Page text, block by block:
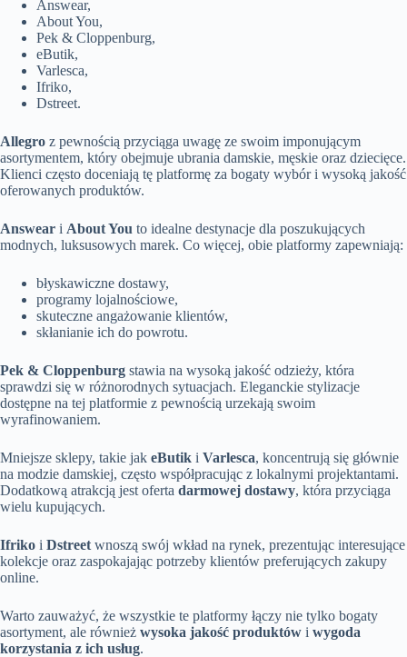
Answear,
About You,
Pek & Cloppenburg,
eButik,
Varlesca,
Ifriko,
Dstreet.
Allegro z pewnością przyciąga uwagę ze swoim imponującym
asortymentem, który obejmuje ubrania damskie, męskie oraz dziecięce.
Klienci często doceniają tę platformę za bogaty wybór i wysoką jakość
oferowanych produktów.
Answear i About You to idealne destynacje dla poszukujących
modnych, luksusowych marek. Co więcej, obie platformy zapewniają:
błyskawiczne dostawy,
programy lojalnościowe,
skuteczne angażowanie klientów,
skłanianie ich do powrotu.
Pek & Cloppenburg stawia na wysoką jakość odzieży, która
sprawdzi się w różnorodnych sytuacjach. Eleganckie stylizacje
dostępne na tej platformie z pewnością urzekają swoim
wyrafinowaniem.
Mniejsze sklepy, takie jak eButik i Varlesca, koncentrują się głównie
na modzie damskiej, często współpracując z lokalnymi projektantami.
Dodatkową atrakcją jest oferta darmowej dostawy, która przyciąga
wielu kupujących.
Ifriko i Dstreet wnoszą swój wkład na rynek, prezentując interesujące
kolekcje oraz zaspokajając potrzeby klientów preferujących zakupy
online.
Warto zauważyć, że wszystkie te platformy łączy nie tylko bogaty
asortyment, ale również wysoka jakość produktów i wygoda
korzystania z ich usług.